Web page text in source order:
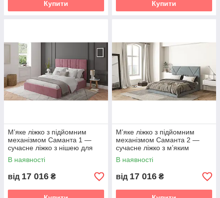
Купити Купити
М’яке ліжко з підйомним
механізмом Саманта 1 —
сучасне ліжко з нішею для
білизни та вибором тканин
Світ меблів
В наявності
від 17 016 ₴
М’яке ліжко з підйомним
механізмом Саманта 2 —
сучасне ліжко з м’яким
узголів’ям та нішею для
білизни Світ меблів
В наявності
від 17 016 ₴